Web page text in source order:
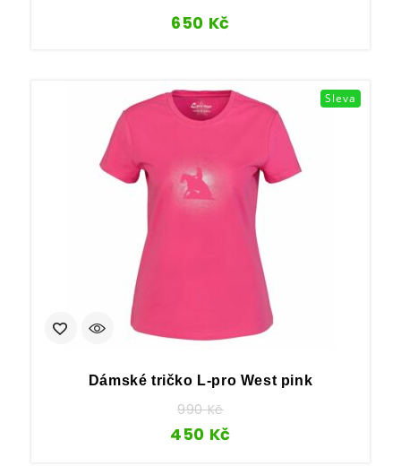
650 Kč
Sleva
Dámské tričko L-pro West pink
990Kč
450 Kč